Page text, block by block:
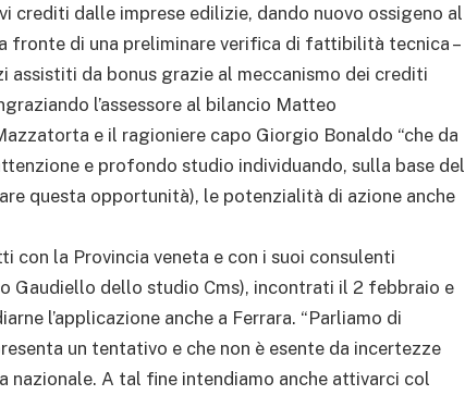
crediti dalle imprese edilizie, dando nuovo ossigeno al
a fronte di una preliminare verifica di fattibilità tecnica –
assistiti da bonus grazie al meccanismo dei crediti
l’assessore al bilancio Matteo
e il ragioniere capo Giorgio Bonaldo “che da
e profondo studio individuando, sulla base del
questa opportunità), le potenzialità di azione anche
con la Provincia veneta e con i suoi consulenti
Gaudiello dello studio Cms), incontrati il 2 febbraio e
l’applicazione anche a Ferrara. “Parliamo di
un tentativo e che non è esente da incertezze
nazionale. A tal fine intendiamo anche attivarci col